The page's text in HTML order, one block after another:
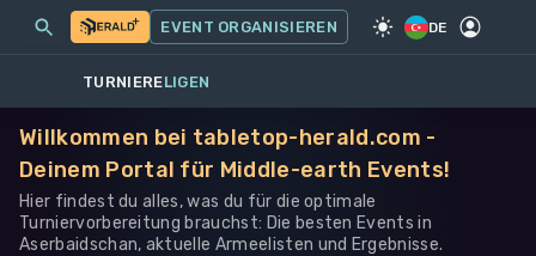
SPIEL·WARHAMMER 40K
MEINE EVENTS MEHR
EVENT ORGANISIEREN DE
TURNIERELIGEN
Willkommen bei tabletop-herald.com -
Deinem Portal für Middle-earth Events!
Hier findest du alles, was du für die optimale
Turniervorbereitung brauchst: Die besten Events in
Aserbaidschan, aktuelle Armeelisten und Ergebnisse.